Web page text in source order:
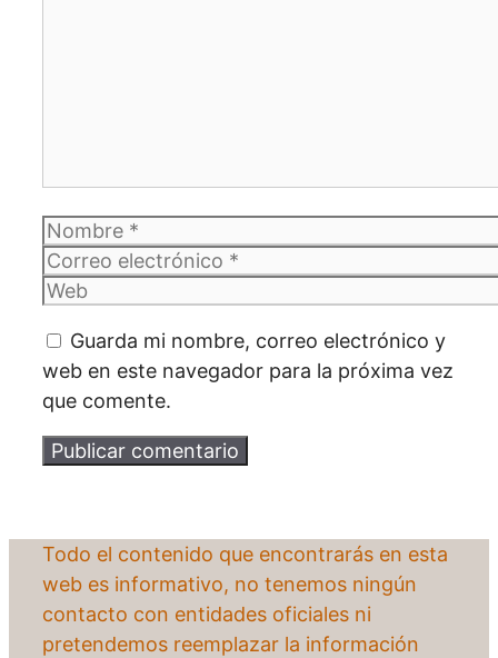
Nombre
Correo
electrónico
Web
Guarda mi nombre, correo electrónico y
web en este navegador para la próxima vez
que comente.
Todo el contenido que encontrarás en esta
web es informativo, no tenemos ningún
contacto con entidades oficiales ni
pretendemos reemplazar la información